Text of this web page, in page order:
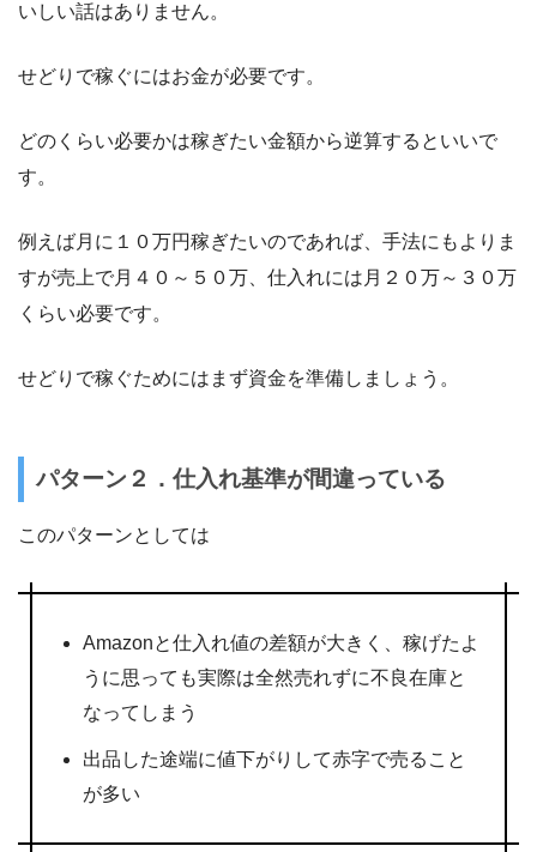
いしい話はありません。
せどりで稼ぐにはお金が必要です。
どのくらい必要かは稼ぎたい金額から逆算するといいで
す。
例えば月に１０万円稼ぎたいのであれば、手法にもよりま
すが売上で月４０～５０万、仕入れには月２０万～３０万
くらい必要です。
せどりで稼ぐためにはまず資金を準備しましょう。
パターン２．仕入れ基準が間違っている
このパターンとしては
Amazonと仕入れ値の差額が大きく、稼げたよ
うに思っても実際は全然売れずに不良在庫と
なってしまう
出品した途端に値下がりして赤字で売ること
が多い